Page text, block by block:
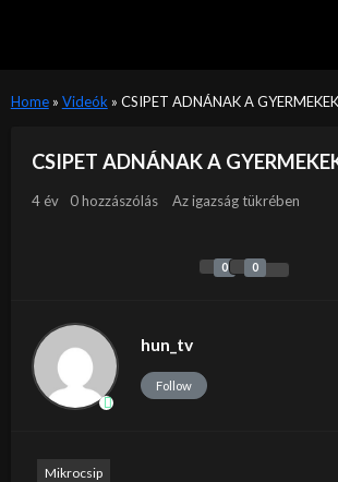
Home» Videók » CSIPET ADNÁNAK A
CSIPET ADNÁNAK A
4 év 0 hozzászólás Az igazság tükrében
0 0
hun_tv
Follow
Mikrocsip